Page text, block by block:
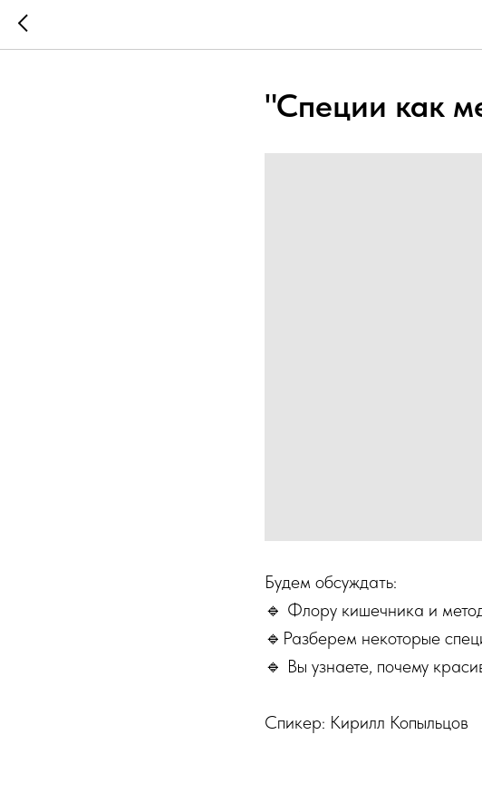
"Специи как
Будем обсуждать:
🔹 Флору кишечника и
🔹Разберем некоторые
🔹 Вы узнаете, почему
Спикер: Кирилл Копыльцов